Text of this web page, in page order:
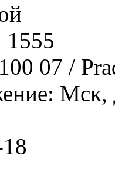
07 /
Мск,